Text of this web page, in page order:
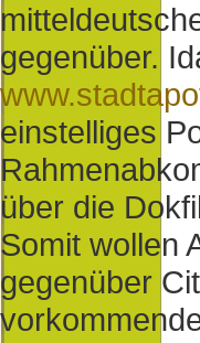
gegenüber.
einstelliges
über die
Somit wollen
gegenüber